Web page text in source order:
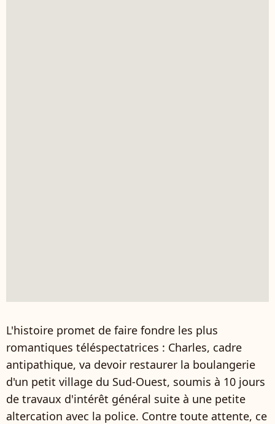
L'histoire promet de faire fondre les plus
romantiques téléspectatrices : Charles, cadre
antipathique, va devoir restaurer la boulangerie
d'un petit village du Sud-Ouest, soumis à 10 jours
de travaux d'intérêt général suite à une petite
altercation avec la police. Contre toute attente, ce